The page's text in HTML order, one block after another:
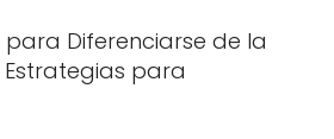
para Diferenciarse de la
para